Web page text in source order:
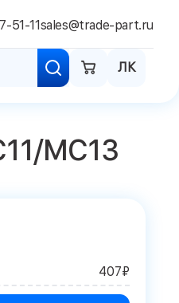
ЛК
51-11sales@trade-part.ru
MC13
407₽